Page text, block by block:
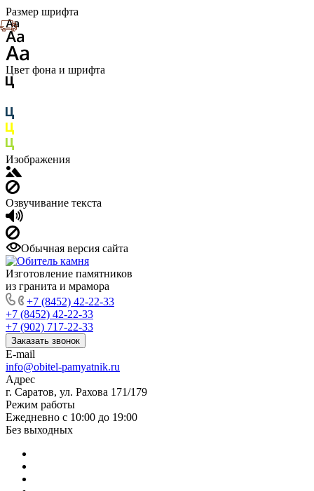
Размер шрифта
Цвет фона и шрифта
Изображения
Озвучивание текста
Обычная версия сайта
Изготовление памятников
из гранита и мрамора
+7 (8452) 42-22-33
+7 (8452) 42-22-33
+7 (902) 717-22-33
Заказать звонок
E-mail
info@obitel-pamyatnik.ru
Адрес
г. Саратов, ул. Рахова 171/179
Режим работы
Ежедневно с 10:00 до 19:00
Без выходных